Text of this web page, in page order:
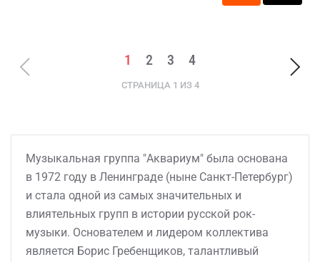
1 2 3 4
СТРАНИЦА 1 ИЗ 4
Музыкальная группа "Аквариум" была основана
в 1972 году в Ленинграде (ныне Санкт-Петербург)
и стала одной из самых значительных и
влиятельных групп в истории русской рок-
музыки. Основателем и лидером коллектива
является Борис Гребенщиков, талантливый